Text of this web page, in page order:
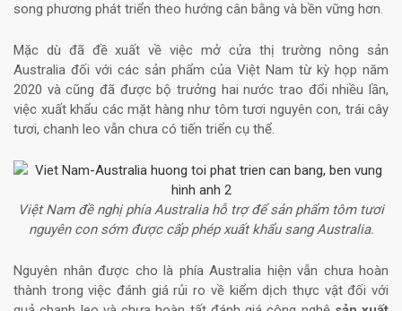
song phương phát triển theo hướng cân bằng và bền vững hơn.
Mặc dù đã đề xuất về việc mở cửa thị trường nông sản
Australia đối với các sản phẩm của Việt Nam từ kỳ họp năm
2020 và cũng đã được bộ trưởng hai nước trao đổi nhiều lần,
việc xuất khẩu các mặt hàng như tôm tươi nguyên con, trái cây
tươi, chanh leo vẫn chưa có tiến triển cụ thể.
Việt Nam đề nghị phía Australia hỗ trợ để sản phẩm tôm tươi
nguyên con sớm được cấp phép xuất khẩu sang Australia.
Nguyên nhân được cho là phía Australia hiện vẫn chưa hoàn
thành trong việc đánh giá rủi ro về kiểm dịch thực vật đối với